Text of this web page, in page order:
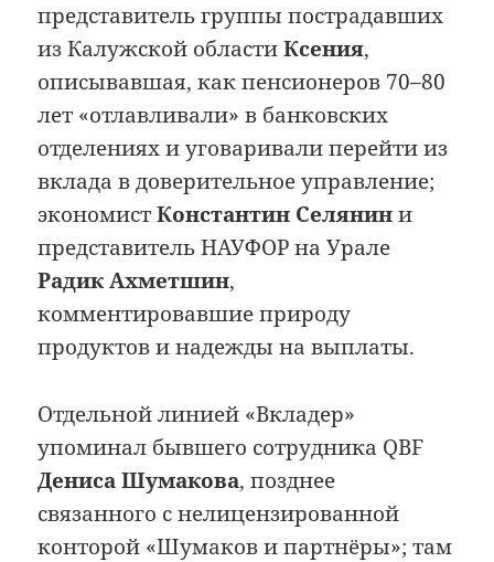
представитель группы пострадавших
из Калужской областиКсения,
описывавшая, как пенсионеров 70–80
лет «отлавливали» в банковских
отделениях и уговаривали перейти из
вклада в доверительное управление;
экономистКонстантин Селянини
представитель НАУФОР на Урале
Радик Ахметшин,
комментировавшие природу
продуктов и надежды на выплаты.
Отдельной линией «Вкладер»
упоминал бывшего сотрудника QBF
Дениса Шумакова, позднее
связанного с нелицензированной
конторой «Шумаков и партнёры»; там